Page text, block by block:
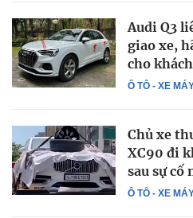
Ô TÔ - XE
Audi Q3
giao xe,
cho khách
Ô TÔ - XE
Chủ xe
XC90 đi
sau sự cố